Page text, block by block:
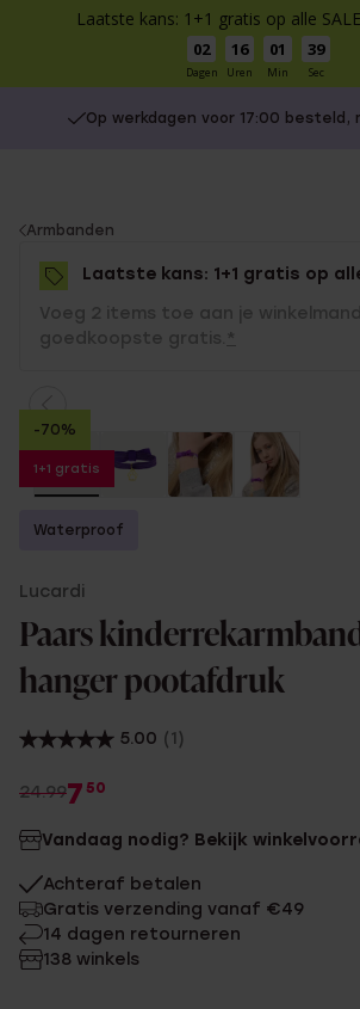
Laatste kans: 1+1 gratis op alle
02
Dagen
16
Uren
01
Min
39
Sec
Op werkdagen voor 17:00 besteld,
You
are
here:
Armbanden
Laatste kans: 1+1 gratis op
Voeg 2 items toe aan je
goedkoopste gratis. *
-70%
1+1 gratis
Waterproof
Lucardi
Paars
hanger pootafdruk
5.00 (1)
24.997 50
Vandaag nodig? Bekijk
Achteraf betalen
Gratis verzending vanaf €49
14 dagen retourneren
138 winkels